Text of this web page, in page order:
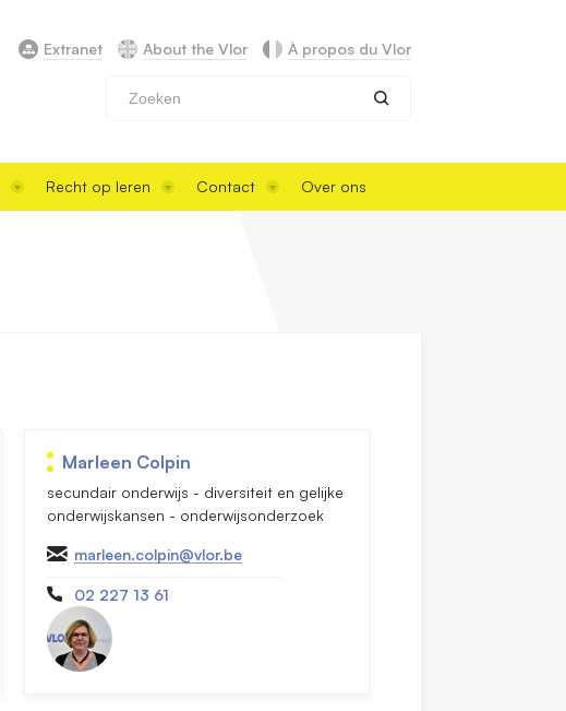
Extranet About the Vlor À propos du Vlor
Recht op leren Contact Over ons
Marleen Colpin
secundair onderwijs - diversiteit en gelijke
onderwijskansen - onderwijsonderzoek
marleen.colpin@vlor.be
02 227 13 61